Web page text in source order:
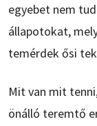
egyebet nem
állapotokat,
temérdek ősi
Mit van mit
önálló teremtő